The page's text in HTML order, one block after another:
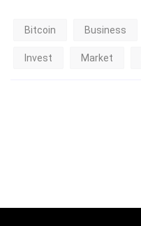
Bitcoin Business
Invest Market